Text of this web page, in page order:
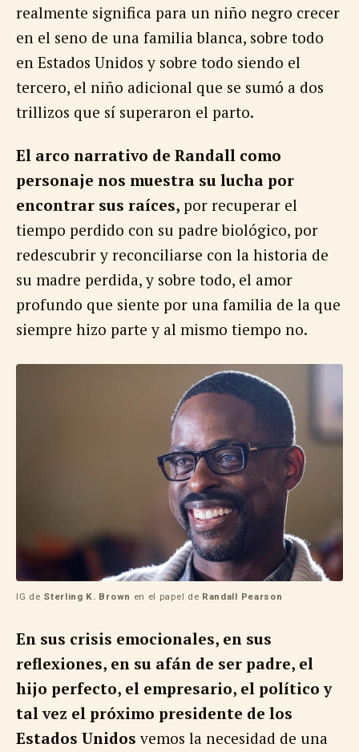
realmente significa para un niño negro crecer
en el seno de una familia blanca, sobre todo
en Estados Unidos y sobre todo siendo el
tercero, el niño adicional que se sumó a dos
trillizos que sí superaron el parto.
El arco narrativo de Randall como
personaje nos muestra su lucha por
encontrar sus raíces, por recuperar el
tiempo perdido con su padre biológico, por
redescubrir y reconciliarse con la historia de
su madre perdida, y sobre todo, el amor
profundo que siente por una familia de la que
siempre hizo parte y al mismo tiempo no.
IG de Sterling K. Brown en el papel de Randall Pearson
En sus crisis emocionales, en sus
reflexiones, en su afán de ser padre, el
hijo perfecto, el empresario, el político y
tal vez el próximo presidente de los
Estados Unidosvemos la necesidad de una